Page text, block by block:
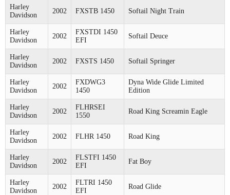
Harley
Davidson
2002 FXSTB 1450 Softail Night Train
Harley
Davidson
2002
FXSTDI 1450
EFI
Softail Deuce
Harley
Davidson
2002 FXSTS 1450 Softail Springer
Harley
Davidson
2002
FXDWG3
1450
Dyna Wide Glide Limited
Edition
Harley
Davidson
2002
FLHRSEI
1550
Road King Screamin Eagle
Harley
Davidson
2002 FLHR 1450 Road King
Harley
Davidson
2002
FLSTFI 1450
EFI
Fat Boy
Harley
Davidson
2002
FLTRI 1450
EFI
Road Glide